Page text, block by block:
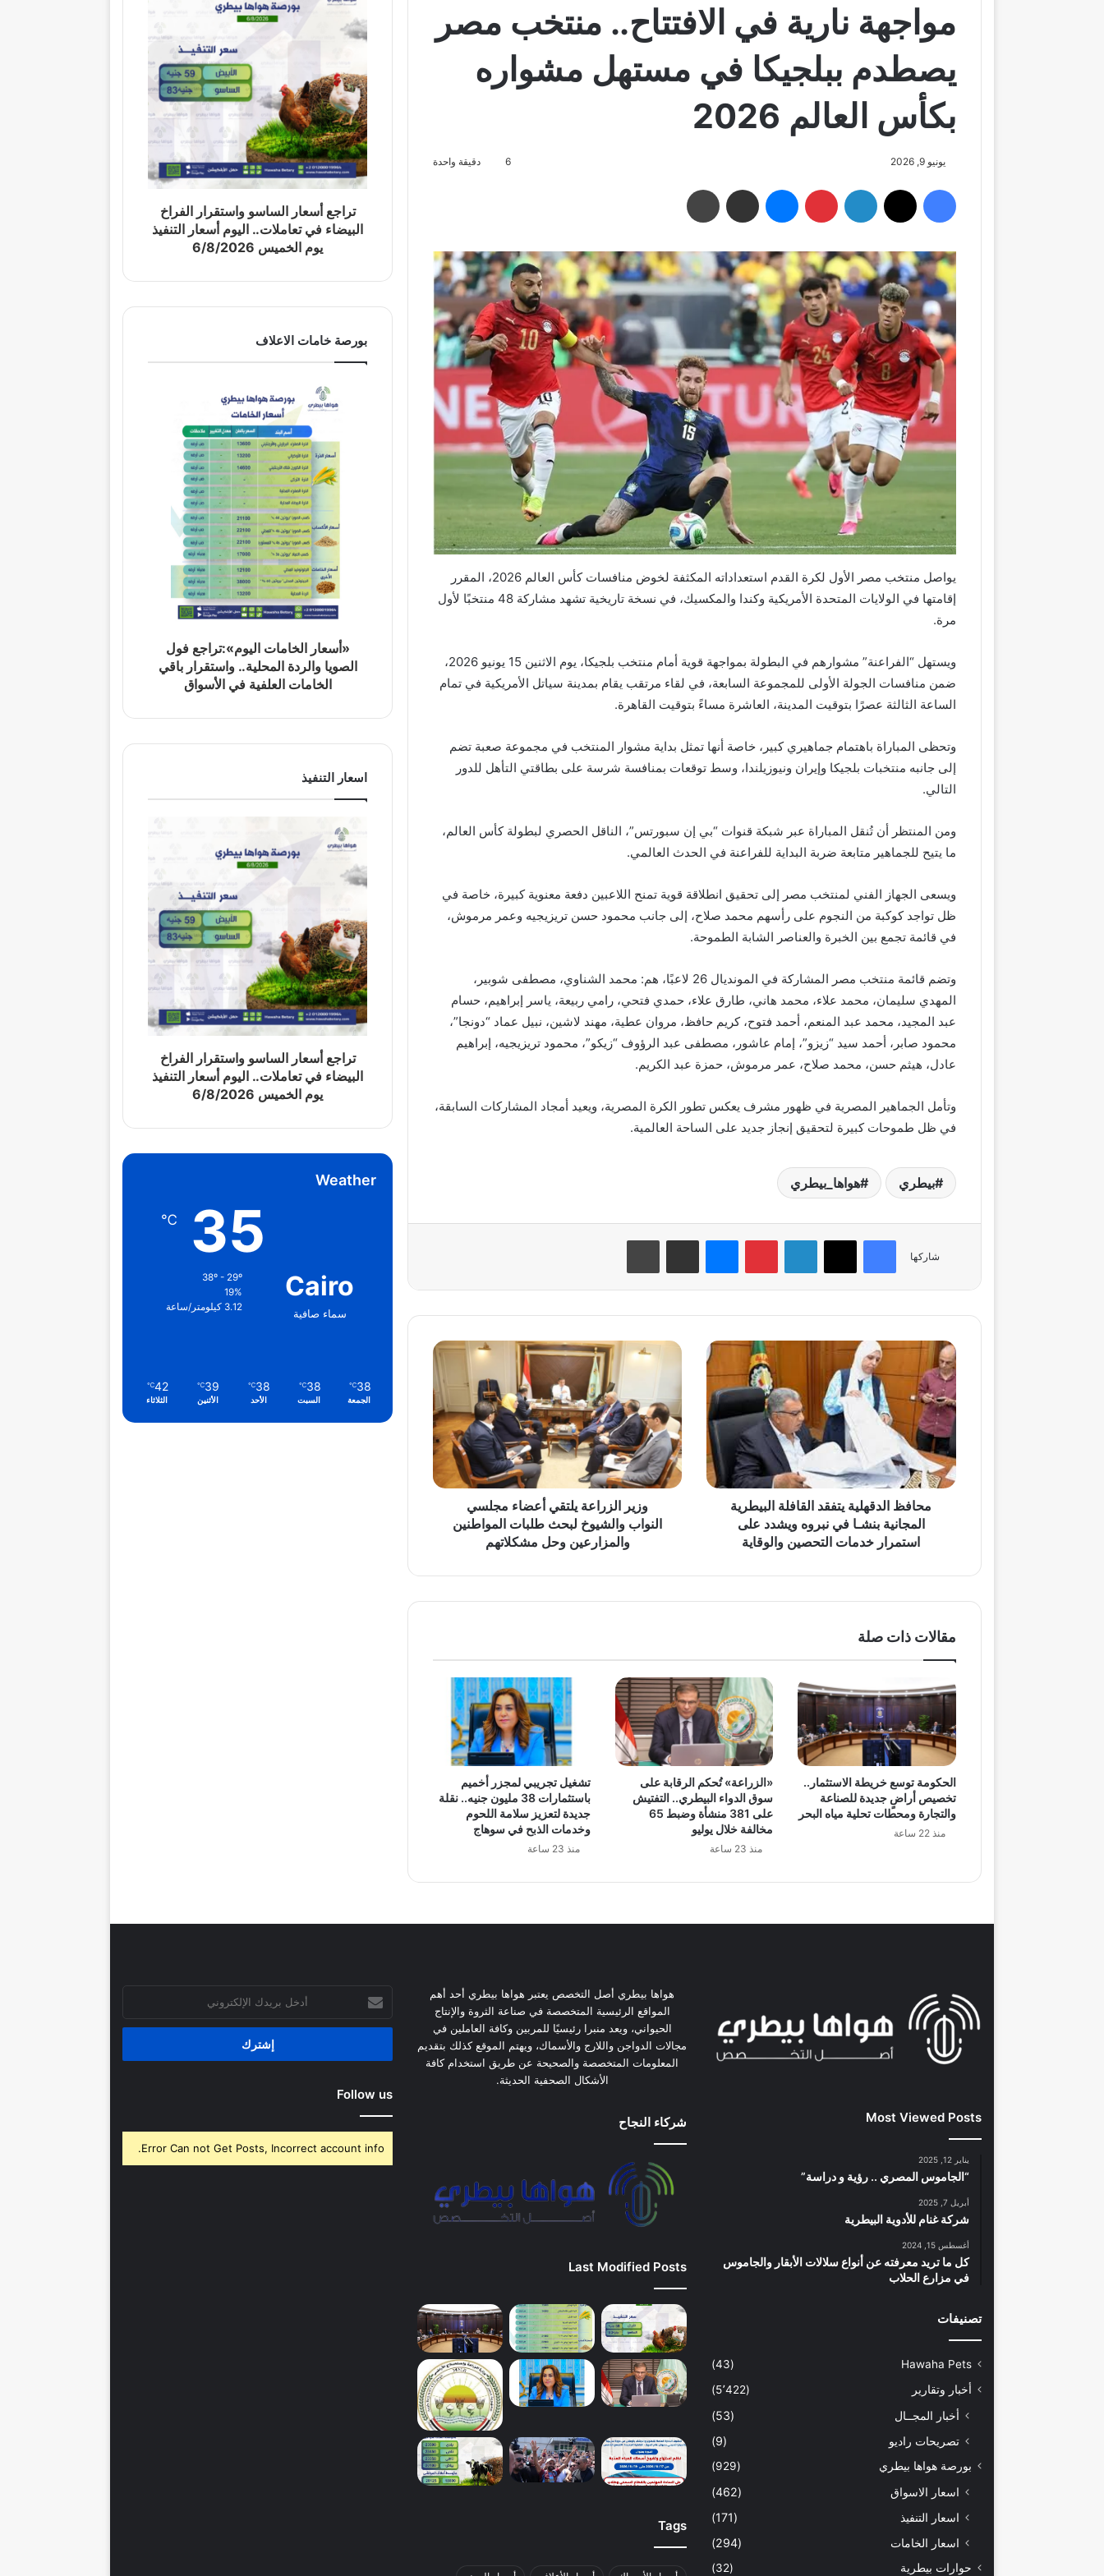
مواجهة نارية في الافتتاح.. منتخب مصر
يصطدم ببلجيكا في مستهل مشواره
بكأس العالم 2026
يونيو 9, 2026 6 دقيقة واحدة
فيسبوك لينكدإن بينتيريست ماسنجر مشاركة عبر البريد
يواصل منتخب مصر الأول لكرة القدم استعداداته المكثفة لخوض منافسات كأس العالم 2026، المقرر
إقامتها في الولايات المتحدة الأمريكية وكندا والمكسيك، في نسخة تاريخية تشهد مشاركة 48 منتخبًا لأول
مرة.
ويستهل “الفراعنة” مشوارهم في البطولة بمواجهة قوية أمام منتخب بلجيكا، يوم الاثنين 15 يونيو 2026،
ضمن منافسات الجولة الأولى للمجموعة السابعة، في لقاء مرتقب يقام بمدينة سياتل الأمريكية في تمام
الساعة الثالثة عصرًا بتوقيت المدينة، العاشرة مساءً بتوقيت القاهرة.
وتحظى المباراة باهتمام جماهيري كبير، خاصة أنها تمثل بداية مشوار المنتخب في مجموعة صعبة تضم
إلى جانبه منتخبات بلجيكا وإيران ونيوزيلندا، وسط توقعات بمنافسة شرسة على بطاقتي التأهل للدور
التالي.
ومن المنتظر أن تُنقل المباراة عبر شبكة قنوات “بي إن سبورتس”، الناقل الحصري لبطولة كأس العالم،
ما يتيح للجماهير متابعة ضربة البداية للفراعنة في الحدث العالمي.
ويسعى الجهاز الفني لمنتخب مصر إلى تحقيق انطلاقة قوية تمنح اللاعبين دفعة معنوية كبيرة، خاصة في
ظل تواجد كوكبة من النجوم على رأسهم محمد صلاح، إلى جانب محمود حسن تريزيجيه وعمر مرموش،
في قائمة تجمع بين الخبرة والعناصر الشابة الطموحة.
وتضم قائمة منتخب مصر المشاركة في المونديال 26 لاعبًا، هم: محمد الشناوي، مصطفى شوبير،
المهدي سليمان، محمد علاء، محمد هاني، طارق علاء، حمدي فتحي، رامي ربيعة، ياسر إبراهيم، حسام
عبد المجيد، محمد عبد المنعم، أحمد فتوح، كريم حافظ، مروان عطية، مهند لاشين، نبيل عماد “دونجا”،
محمود صابر، أحمد سيد “زيزو”، إمام عاشور، مصطفى عبد الرؤوف “زيكو”، محمود تريزيجيه، إبراهيم
عادل، هيثم حسن، محمد صلاح، عمر مرموش، حمزة عبد الكريم.
وتأمل الجماهير المصرية في ظهور مشرف يعكس تطور الكرة المصرية، ويعيد أمجاد المشاركات السابقة،
في ظل طموحات كبيرة لتحقيق إنجاز جديد على الساحة العالمية.
بيطري هواها_بيطري
شاركها
فيسبوك ‫X لينكدإن بينتيريستماسنجر مشاركة عبر البريد طباعة
محافظ
الدقهلية
يتفقد
القافلة
البيطرية
المجانية
بنشـا
في
نبروه
ويشددمحافظ الدقهلية يتفقد القافلة البيطرية
المجانية بنشـا في نبروه ويشدد على
استمرار خدمات التحصين والوقاية
وزير
أعضاء
مجلسي
النواب
والشيوخ
لبحث
طلبات
المواطنين
والمزارعين
وزير الزراعة يلتقي أعضاء مجلسي
النواب والشيوخ لبحث طلبات المواطنين
والمزارعين وحل مشكلاتهم
مقالات ذات صلة
الحكومة توسع خريطة الاستثمار..
تخصيص أراضٍ جديدة للصناعة
والتجارة ومحطات تحلية مياه البحر
منذ 22 ساعة
«الزراعة» تُحكم الرقابة على
سوق الدواء البيطري.. التفتيش
على 381 منشأة وضبط 65
مخالفة خلال يوليو
منذ 23 ساعة
تشغيل تجريبي لمجزر أخميم
باستثمارات 38 مليون جنيه.. نقلة
جديدة لتعزيز سلامة اللحوم
وخدمات الذبح في سوهاج
منذ 23 ساعة
تراجع أسعار الساسو واستقرار الفراخ
البيضاء في تعاملات.. اليوم أسعار التنفيذ
يوم الخميس 6/8/2026
بورصة خامات الاعلاف
«أسعار الخامات اليوم»:تراجع فول
الصويا والردة المحلية.. واستقرار باقي
الخامات العلفية في الأسواق
اسعار التنفيذ
تراجع أسعار الساسو واستقرار الفراخ
البيضاء في تعاملات.. اليوم أسعار التنفيذ
يوم الخميس 6/8/2026
Weather
Cairo
سماء صافية
35
℃
19%
3.12 كيلومتر/ساعة
38
℃
الجمعة
38
℃
السبت
38
℃
الأحد
39
℃
الأثنين
42
℃
الثلاثاء
Most Viewed Posts
يناير 12, 2025
“الجاموس المصري .. رؤية و دراسة”
أبريل 7, 2025
شركة غنام للأدوية البيطرية
أغسطس 15, 2024
كل ما تريد معرفته عن أنواع سلالات الأبقار والجاموس
في مزارع الحلاب
تصنيفات
Hawaha Pets
(43)
أخبار وتقارير
(5٬422)
أخبار المجــال
(53)
تصريحات راديو
(9)
بورصة هواها بيطري (929)
اسعار الاسواق
(462)
اسعار التنفيذ
(171)
اسعار الخامات
(294)
حوارات بيطرية (32)
هواها بيطري أصل التخصص يعتبر هواها بيطري أحد أهم
المواقع الرئيسية المتخصصة في صناعة الثروة والإنتاج
الحيواني، ويعد منبرا رئيسيًا للمربين وكافة العاملين في
مجالات الدواجن واللارج والأسماك، ويهتم الموقع كذلك بتقديم
المعلومات المتخصصة والصحيحة عن طريق استخدام كافة
الأشكال الصحفية الحديثة.
شركاء النجاح
Last Modified Posts
Tags
بريدك
الإلكتروني
Follow us
Error Can not Get Posts, Incorrect account info.